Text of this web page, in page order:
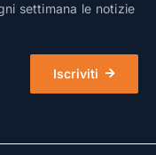
settimana le notizie
Iscriviti